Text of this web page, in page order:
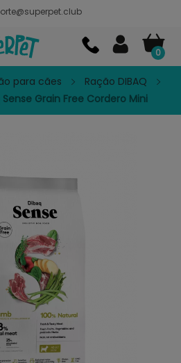
0
para cães
Ração DIBAQ
Sense Grain Free Cordero Mini
para mascotas
Google Play